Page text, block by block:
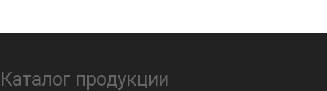
Каталог продукции